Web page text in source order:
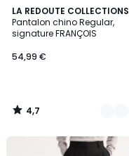
LA REDOUTE COLLECTIONS
Pantalon chino Regular,
signature FRANÇOIS
54,99 €
4,7
/ 5
6
Couleurs
4,7
/